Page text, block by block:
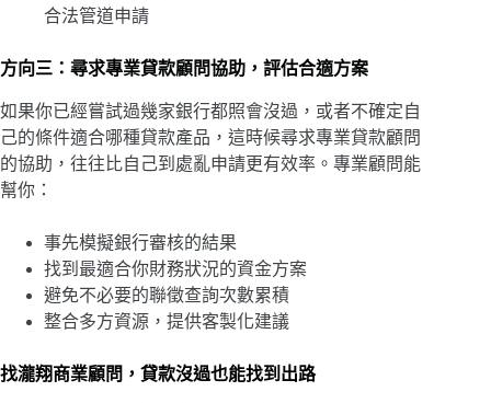
合法管道申請
方向三：尋求專業貸款顧問協助，評估合適方案
如果你已經嘗試過幾家銀行都照會沒過，或者不確定自
己的條件適合哪種貸款產品，這時候尋求專業貸款顧問
的協助，往往比自己到處亂申請更有效率。專業顧問能
幫你：
事先模擬銀行審核的結果
找到最適合你財務狀況的資金方案
避免不必要的聯徵查詢次數累積
整合多方資源，提供客製化建議
找瀧翔商業顧問，貸款沒過也能找到出路